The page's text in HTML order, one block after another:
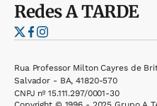
RedesA TARDE
Rua Professor Milton Cayres de
Salvador - BA, 41820-570
CNPJ nº 15.111.297/0001-30